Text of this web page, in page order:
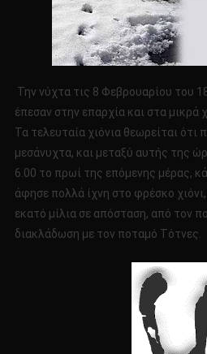
Την νύχτα τις 8 Φεβρουαρίου του
έπεσαν στην επαρχία και στα μικρά
Τα τελευταία χιόνια θεωρείται ότι
μεσάνυχτα, και μεταξύ αυτής της
6.00 το πρωί της επόμενης μέρας,
άφησε πολλά ίχνη στο φρέσκο
εκατό μίλια σε απόσταση, από τον
διακλάδωση με τον ποταμό Tότνες.